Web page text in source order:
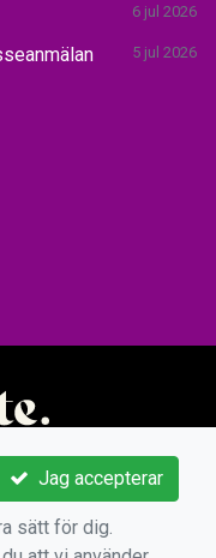
6 jul 2026
5 jul 2026
Jag accepterar
sätt för dig.